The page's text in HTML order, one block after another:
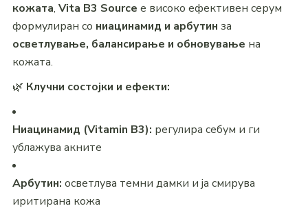
кожата, Vita B3 Source е високо ефективен серум
формулиран со ниацинамид и арбутин за
осветлување, балансирање и обновување на
кожата.
🌿 Клучни состојки и ефекти:
Ниацинамид (Vitamin B3): регулира себум и ги
ублажува акните
Арбутин: осветлува темни дамки и ја смирува
иритирана кожа